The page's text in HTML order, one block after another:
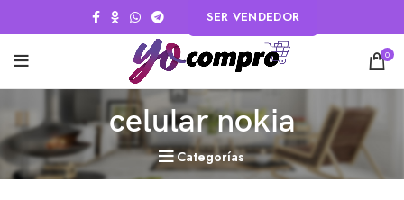
SER VENDEDOR
0
celular nokia
Categorías